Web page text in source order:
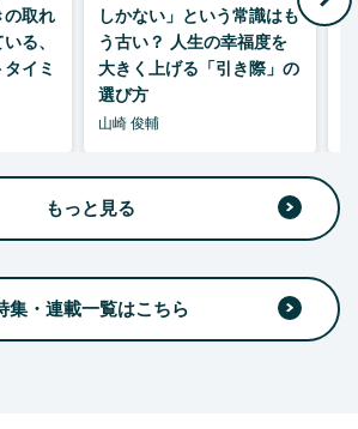
の取れ
る、
イミ
しかない」という常識はも
う古い？ 人生の幸福度を
大きく上げる「引き際」の
選び方
山崎 俊輔
もっと見る
集・連載一覧はこちら